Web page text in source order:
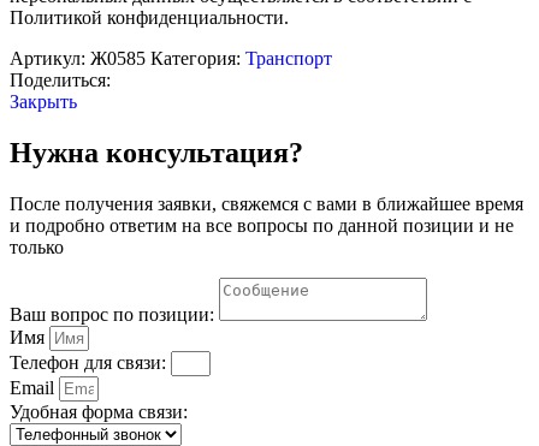
Политикой конфиденциальности.
Артикул: Ж0585 Категория: Транспорт
Поделиться:
Закрыть
Нужна консультация?
После получения заявки, свяжемся с вами в ближайшее время
и подробно ответим на все вопросы по данной позиции и не
только
Ваш вопрос по позиции:
Имя
Телефон для связи:
Email
Удобная форма связи: